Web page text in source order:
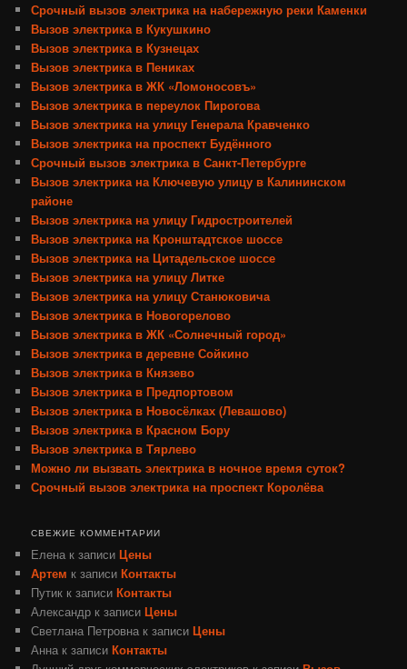
Срочный вызов электрика на набережную реки Каменки
Вызов электрика в Кукушкино
Вызов электрика в Кузнецах
Вызов электрика в Пениках
Вызов электрика в ЖК «Ломоносовъ»
Вызов электрика в переулок Пирогова
Вызов электрика на улицу Генерала Кравченко
Вызов электрика на проспект Будённого
Срочный вызов электрика в Санкт-Петербурге
Вызов электрика на Ключевую улицу в Калининском
районе
Вызов электрика на улицу Гидростроителей
Вызов электрика на Кронштадтское шоссе
Вызов электрика на Цитадельское шоссе
Вызов электрика на улицу Литке
Вызов электрика на улицу Станюковича
Вызов электрика в Новогорелово
Вызов электрика в ЖК «Солнечный город»
Вызов электрика в деревне Сойкино
Вызов электрика в Князево
Вызов электрика в Предпортовом
Вызов электрика в Новосёлках (Левашово)
Вызов электрика в Красном Бору
Вызов электрика в Тярлево
Можно ли вызвать электрика в ночное время суток?
Срочный вызов электрика на проспект Королёва
СВЕЖИЕ КОММЕНТАРИИ
Елена к записиЦены
Артем к записиКонтакты
Путик к записиКонтакты
Александр к записиЦены
Светлана Петровна к записиЦены
Анна к записиКонтакты